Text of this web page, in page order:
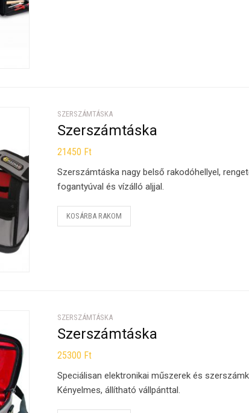
SZERSZÁMTÁSKA
Szerszámtáska
21450 Ft
Szerszámtáska nagy belső rakodóhellyel,
fogantyúval és vízálló aljjal.
KOSÁRBA RAKOM
SZERSZÁMTÁSKA
Szerszámtáska
25300 Ft
Speciálisan elektronikai műszerek és
Kényelmes, állítható vállpánttal.